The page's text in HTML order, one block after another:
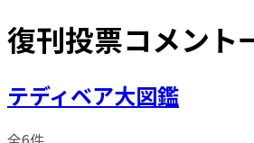
復刊投票コメント
テディベア大図鑑